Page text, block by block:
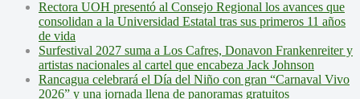
Rectora UOH presentó al Consejo Regional los avances que
consolidan a la Universidad Estatal tras sus primeros 11 años
de vida
Surfestival 2027 suma a Los Cafres, Donavon Frankenreiter y
artistas nacionales al cartel que encabeza Jack Johnson
Rancagua celebrará el Día del Niño con gran “Carnaval Vivo
2026” y una jornada llena de panoramas gratuitos